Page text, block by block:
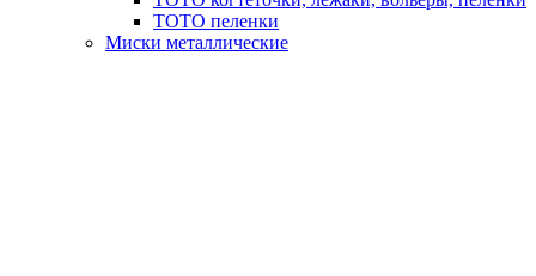
ТОТО пеленки
Миски металлические